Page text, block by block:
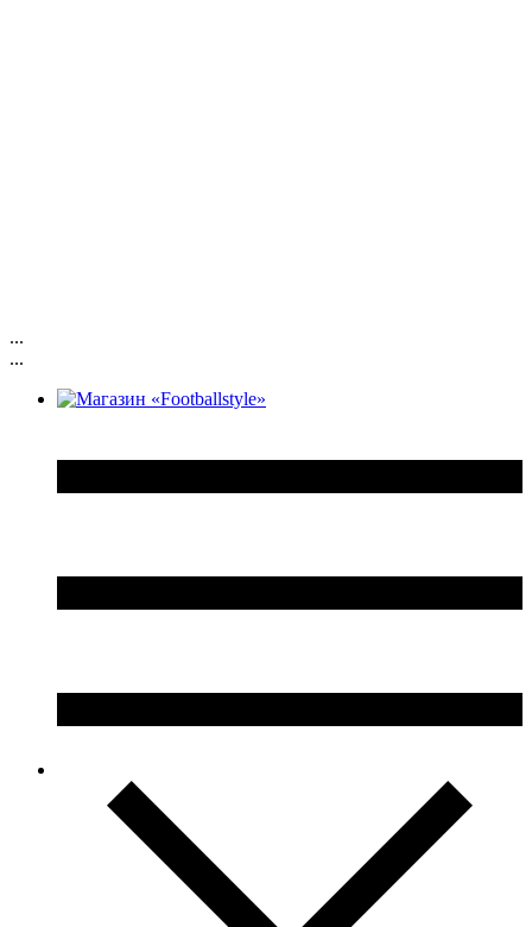
...
...